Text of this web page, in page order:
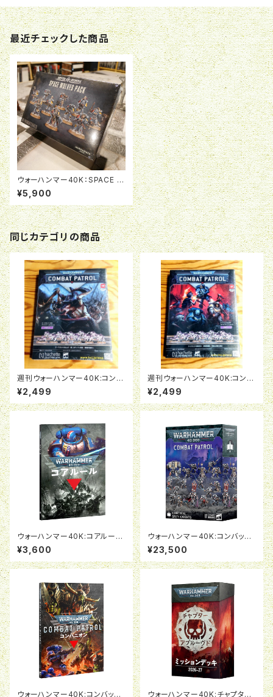
最近チェックした商品
ウォーハンマー40K：SPACE W
OLVES PACK
¥5,900
同じカテゴリの商品
週刊ウォーハンマー40K:コンバ
ットパトロール08号
¥2,499
週刊ウォーハンマー40K:コンバ
ットパトロール07号
¥2,499
ウォーハンマー40K:コアルール
（日本語版）
¥3,600
ウォーハンマー40K:コンバット
パトロール:グレイナイト
¥23,500
ウォーハンマー40K:コンバット ウォーハンマー40K:チャプター